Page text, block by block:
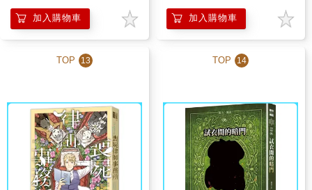
加入購物車 加入購物車
TOP 13 TOP 14